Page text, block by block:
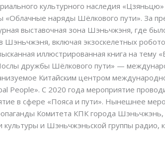
культурного наследия
«Облачные наряды Шёлкового пути». За
выставочная зона Шэньчжэня, где
включая экзоскелетных
иллюстрированная книга на тему
дружбы Шёлкового пути» —
Китайским центром
People». С 2020 года мероприятие
в сфере «Пояса и пути». Нынешнее
Комитета КПК города Шэньчжэнь,
и Шэньчжэньской группы радио,